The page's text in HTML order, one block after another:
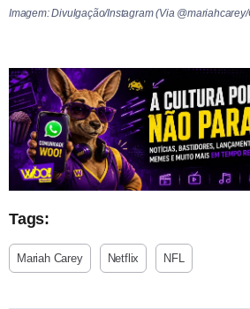
Imagem: Divulgação/Instagram (Via
Tags:
Mariah Carey Netflix NFL